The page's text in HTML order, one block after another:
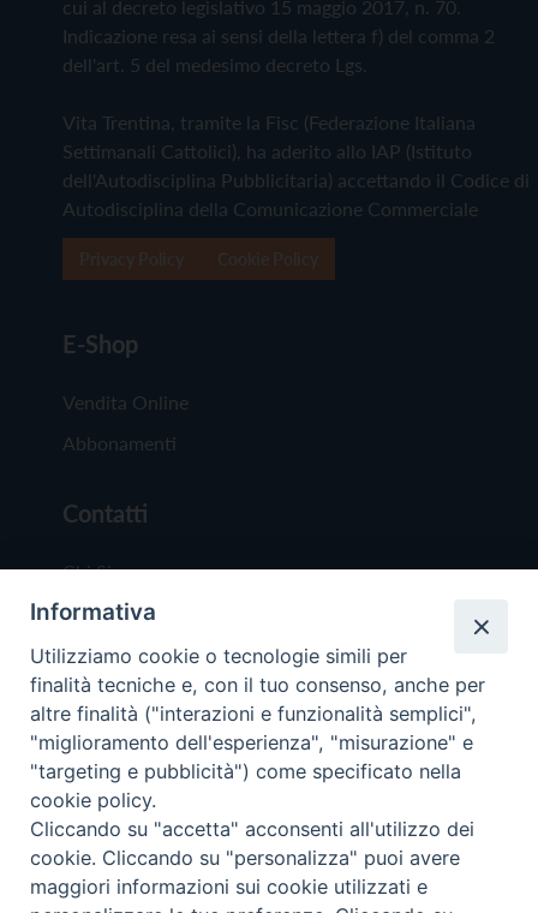
cui al decreto legislativo 15 maggio 2017, n. 70.
Indicazione resa ai sensi della lettera f) del comma 2
dell'art. 5 del medesimo decreto Lgs.
Vita Trentina, tramite la Fisc (Federazione Italiana
Settimanali Cattolici), ha aderito allo IAP (Istituto
dell'Autodisciplina Pubblicitaria) accettando il Codice di
Autodisciplina della Comunicazione Commerciale
E-Shop
Vendita Online
Abbonamenti
Contatti
Chi Siamo
Redazione
Scrivici
Copyright © 2019 - Tutti i diritti riservati - Vita
Trentina Editrice
Privacy Policy
Informativa
Utilizziamo cookie o tecnologie simili per
finalità tecniche e, con il tuo consenso, anche per
altre finalità ("interazioni e funzionalità semplici",
"miglioramento dell'esperienza", "misurazione" e
"targeting e pubblicità") come specificato nella
cookie policy.
Cliccando su "accetta" acconsenti all'utilizzo dei
cookie. Cliccando su "personalizza" puoi avere
maggiori informazioni sui cookie utilizzati e